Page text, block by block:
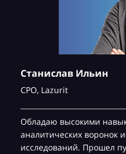
Станислав Ильин
CPO, Lazurit
Обладаю высокими
аналитических воронок
исследований. Прошел